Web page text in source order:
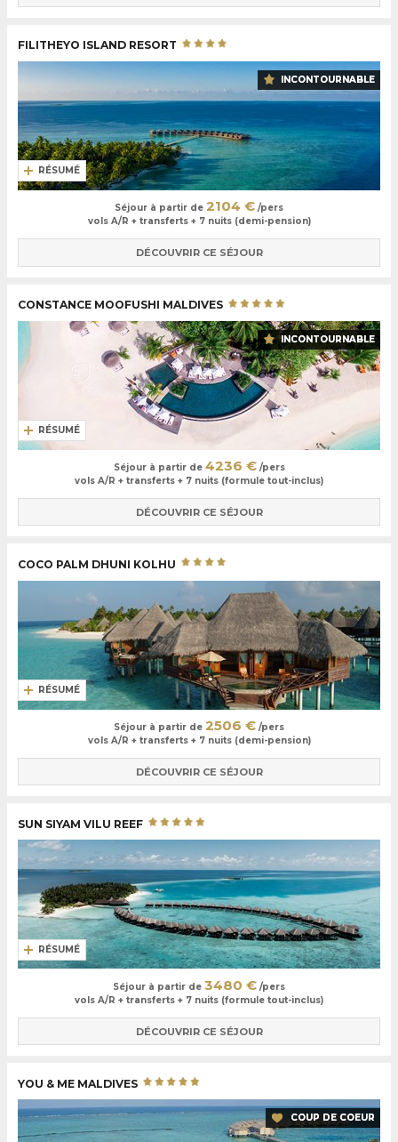
FILITHEYO ISLAND RESORT
INCONTOURNABLE
RÉSUMÉ
Séjour à partir de 2104 € /pers
vols A/R + transferts + 7 nuits (demi-pension)
DÉCOUVRIR CE SÉJOUR
CONSTANCE MOOFUSHI MALDIVES
INCONTOURNABLE
RÉSUMÉ
Séjour à partir de 4236 €/pers
vols A/R + transferts + 7 nuits (formule tout-inclus)
DÉCOUVRIR CE SÉJOUR
COCO PALM DHUNI KOLHU
RÉSUMÉ
Séjour à partir de 2506 € /pers
vols A/R + transferts + 7 nuits (demi-pension)
DÉCOUVRIR CE SÉJOUR
SUN SIYAM VILU REEF
RÉSUMÉ
Séjour à partir de 3480 € /pers
vols A/R + transferts + 7 nuits (formule tout-inclus)
DÉCOUVRIR CE SÉJOUR
YOU & ME MALDIVES
COUP DE COEUR